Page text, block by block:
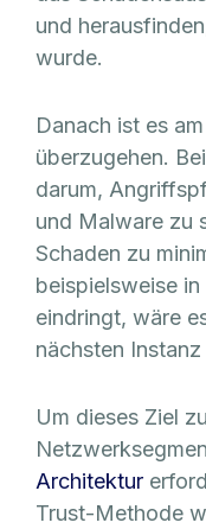
und
wurde.
Danach ist es
überzugehen.
darum,
und Malware zu
Schaden zu
beispielsweise
eindringt, wäre
nächsten
Um dieses Ziel
Architektur
Trust-Methode